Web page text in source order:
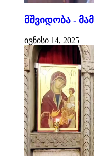
მშვიდობა -
ივნისი 14, 2025